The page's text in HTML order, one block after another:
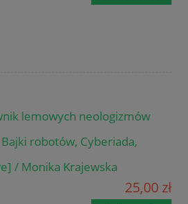
lemowych neologizmów
robotów, Cyberiada,
/ Monika Krajewska
25,00 zł